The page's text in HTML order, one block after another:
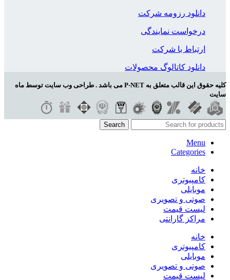
دانلود رزومه شرکت
درخواست نمایندگی
ارتباط با شرکت
دانلود کاتالوگ محصولات
کلیه حقوق این قالب متعلق به P-NET می باشد . طراحی وب سایت توسط ماه
سایت
Search
Menu
Categories
خانه
کامپیوتری
موبایلی
صوتی و تصویری
لیست قیمت
مراکز گارانتی
خانه
کامپیوتری
موبایلی
صوتی و تصویری
لیست قیمت